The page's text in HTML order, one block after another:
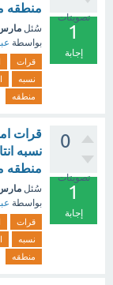
تصويتات
1
إجابة
منطقه
سُئل مارس
بواسطة
قرات
نسبه
منطقه
0
تصويتات
1
إجابة
قرات
نسبه
منطقه
سُئل مارس
بواسطة
قرات
نسبه
منطقه